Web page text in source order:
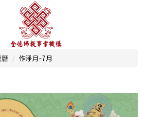
作淨月-7月